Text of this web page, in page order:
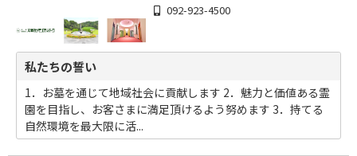
092-923-4500
私たちの誓い
1．お墓を通じて地域社会に貢献します 2．魅力と価値ある霊
園を目指し、お客さまに満足頂けるよう努めます 3．持てる
自然環境を最大限に活...